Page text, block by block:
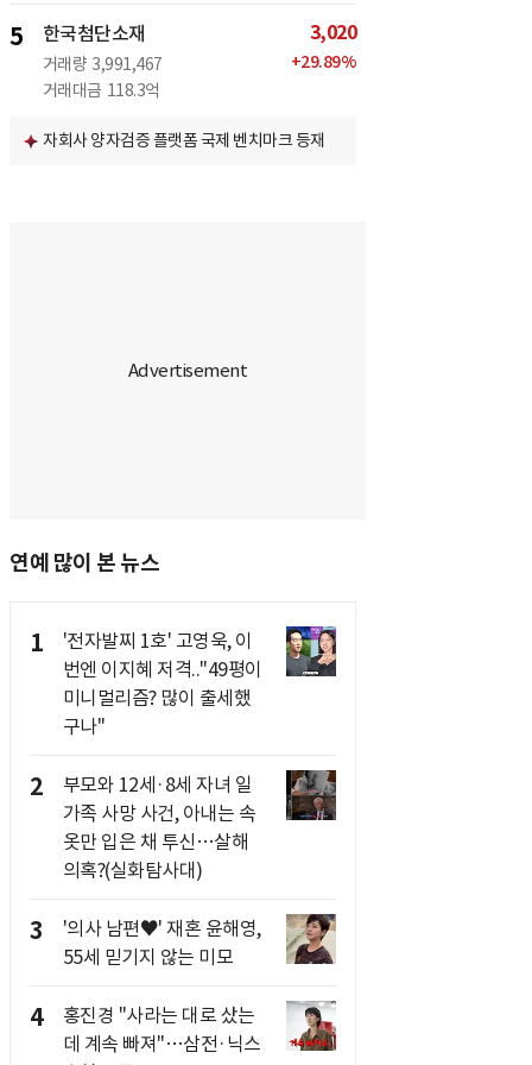
5 한국첨단소재
거래량 3,991,467
거래대금 118.3억
3,020
+29.89%
자회사 양자검증 플랫폼 국제 벤치마크 등재
연예 많이 본 뉴스
1
'전자발찌 1호' 고영욱, 이
번엔 이지혜 저격.."49평이
미니멀리즘? 많이 출세했
구나"
2
부모와 12세·8세 자녀 일
가족 사망 사건, 아내는 속
옷만 입은 채 투신…살해
의혹?(실화탐사대)
3
'의사 남편♥' 재혼 윤해영,
55세 믿기지 않는 미모
4
홍진경 "사라는 대로 샀는
데 계속 빠져"…삼전·닉스